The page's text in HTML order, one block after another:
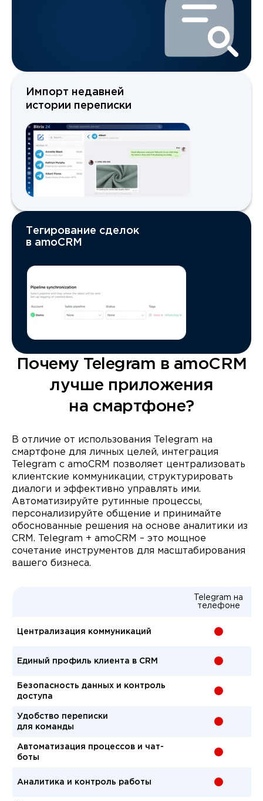
Тегирование сделок
в amoCRM
Импорт недавней
истории переписки
Почему Telegram в amoCRM
лучше приложения
на смартфоне?
В отличие от использования Telegram на
смартфоне для личных целей, интеграция
Telegram с amoCRM позволяет централизовать
клиентские коммуникации, структурировать
диалоги и эффективно управлять ими.
Автоматизируйте рутинные процессы,
персонализируйте общение и принимайте
обоснованные решения на основе аналитики из
CRM. Telegram + amoCRM – это мощное
сочетание инструментов для масштабирования
вашего бизнеса.
Telegram на
телефоне
Централизация коммуникаций -
Единый профиль клиента в CRM -
Безопасность данных и контроль
доступа
-
Удобство переписки
для команды
-
Автоматизация процессов и чат-
боты
-
Аналитика и контроль работы -